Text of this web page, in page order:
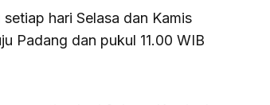
hari Selasa dan Kamis
Padang dan pukul 11.00 WIB